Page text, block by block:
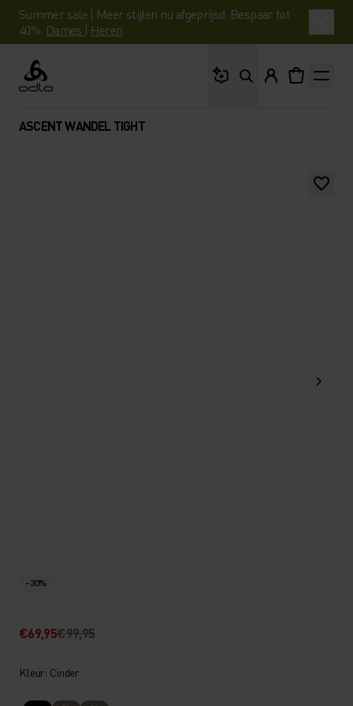
Summer sale | Meer stijlen nu afgeprijsd. Bespaar tot
40%. Dames | Heren
Odlo
ASCENT WANDEL TIGHT
-30%
€69,95€99,95
Kleur: Cinder